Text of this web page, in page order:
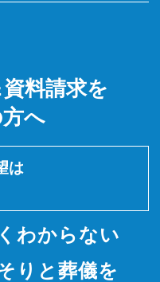
料請求を
へ
は
わからない
りと 葬儀を